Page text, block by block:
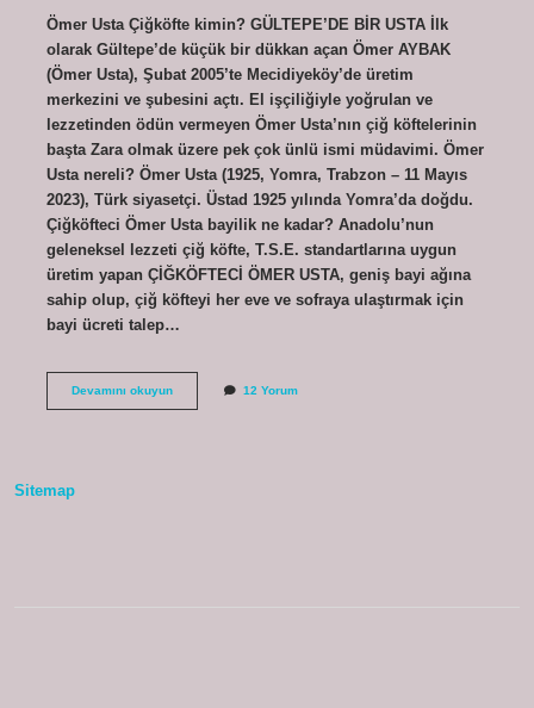
Ömer Usta Çiğköfte kimin? GÜLTEPE’DE BİR USTA İlk
olarak Gültepe’de küçük bir dükkan açan Ömer AYBAK
(Ömer Usta), Şubat 2005’te Mecidiyeköy’de üretim
merkezini ve şubesini açtı. El işçiliğiyle yoğrulan ve
lezzetinden ödün vermeyen Ömer Usta’nın çiğ köftelerinin
başta Zara olmak üzere pek çok ünlü ismi müdavimi. Ömer
Usta nereli? Ömer Usta (1925, Yomra, Trabzon – 11 Mayıs
2023), Türk siyasetçi. Üstad 1925 yılında Yomra’da doğdu.
Çiğköfteci Ömer Usta bayilik ne kadar? Anadolu’nun
geleneksel lezzeti çiğ köfte, T.S.E. standartlarına uygun
üretim yapan ÇİĞKÖFTECİ ÖMER USTA, geniş bayi ağına
sahip olup, çiğ köfteyi her eve ve sofraya ulaştırmak için
bayi ücreti talep…
Devamını okuyunÇiğköfteci
12 Yorum
Sitemap